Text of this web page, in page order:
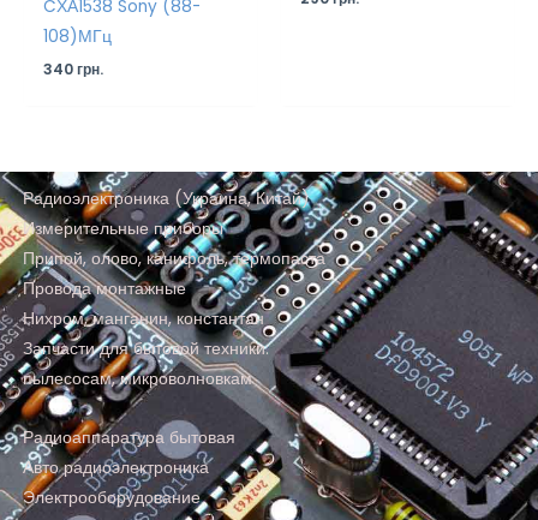
CХА1538 Sony (88-
108)МГц
340грн.
Радиоэлектроника (Украина, Китай)
Измерительные приборы
Припой, олово, канифоль, термопаста
Провода монтажные
Нихром, манганин, константан
Запчасти для бытовой техники:
пылесосам, микроволновкам
Радиоаппаратура бытовая
Авто радиоэлектроника
Электрооборудование